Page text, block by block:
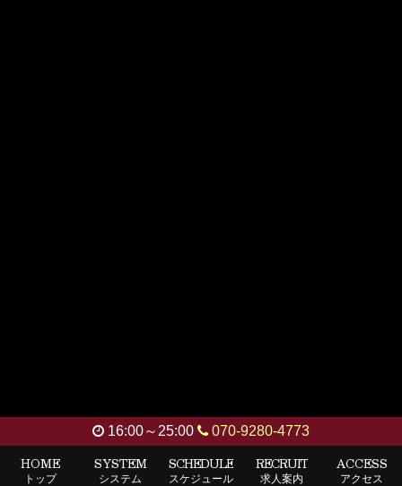
16:00～25:00 070-9280-4773
HOME
トップ
SYSTEM
システム
SCHEDULE
スケジュール
RECRUIT
求人案内
ACCESS
アクセス